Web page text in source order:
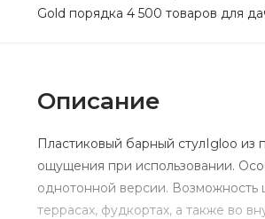
Gold порядка 4 500 товаров для
Описание
Пластиковый барный стулIgloo из
ощущения при использовании.
однотонной версии. Возможность
террасах, фудкортах, а также во